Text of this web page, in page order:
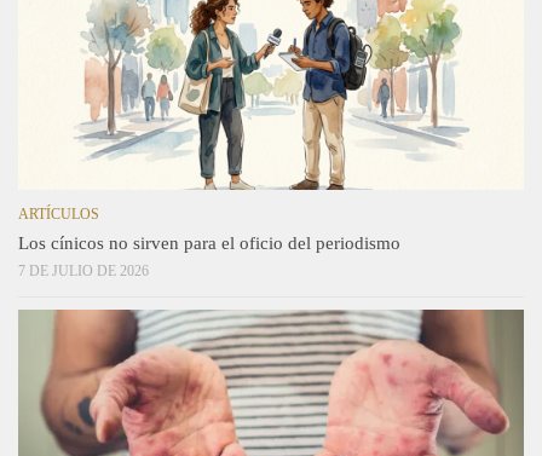
ARTÍCULOS
Los cínicos no sirven para el oficio del periodismo
7 DE JULIO DE 2026